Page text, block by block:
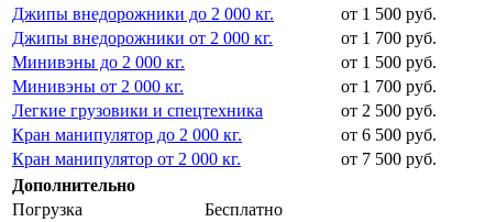
Джипы внедорожники до 2 000 кг.
от 1 500 руб.
Джипы внедорожники от 2 000 кг.
от 1 700 руб.
Минивэны до 2 000 кг.
от 1 500 руб.
Минивэны от 2 000 кг.
от 1 700 руб.
Легкие грузовики и спецтехника
от 2 500 руб.
Кран манипулятор до 2 000 кг.
от 6 500 руб.
Кран манипулятор от 2 000 кг.
от 7 500 руб.
Дополнительно
Погрузка
Бесплатно